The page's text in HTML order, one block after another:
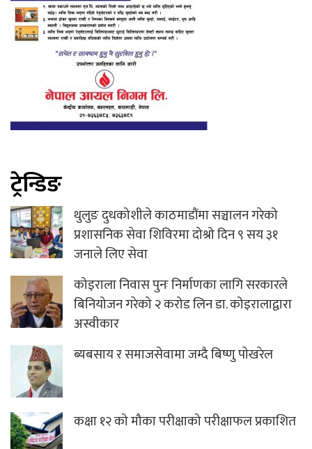
ट्रेन्डिङ
थुलुङ दुधकोशीले काठमाडौंमा सञ्चालन गरेको
प्रशासनिक सेवा शिविरमा दोश्रो दिन ९ सय ३१
जनाले लिए सेवा
कोइराला निवास पुनः निर्माणका लागि सरकारले
बिनियोजन गरेको २ करोड लिन डा. कोइरालाद्वारा
अस्वीकार
ब्यबसाय र समाजसेवामा जम्दै बिष्णु पाेखरेल
कक्षा १२ को मौका परीक्षाको परीक्षाफल प्रकाशित